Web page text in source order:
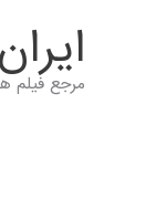
مرجع فیلم